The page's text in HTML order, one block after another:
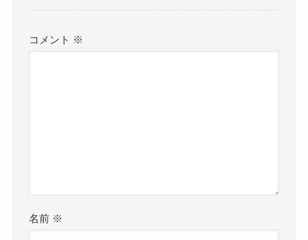
コメント ※
名前 ※